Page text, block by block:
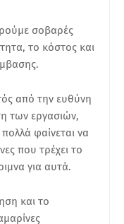
σοβαρές
το κόστος και
από την ευθύνη
των εργασιών,
φαίνεται να
που τρέχει το
για αυτά.
και το